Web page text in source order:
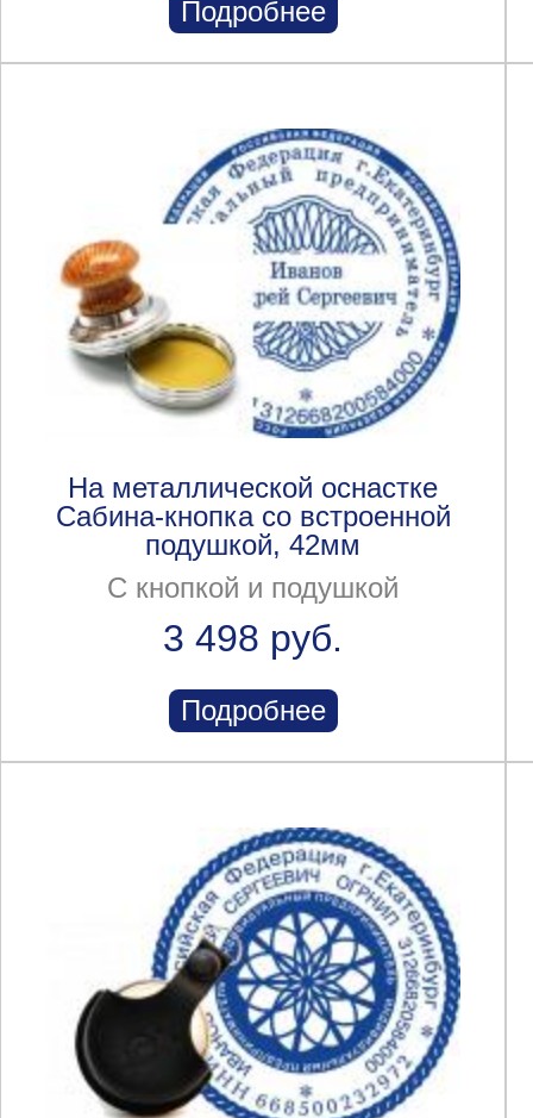
Подробнее
На металлической оснастке
Сабина-кнопка со встроенной
подушкой, 42мм
С кнопкой и подушкой
3 498 руб.
Подробнее